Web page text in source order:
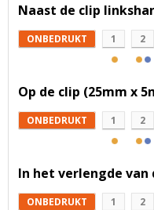
Naast de clip
ONBEDRUKT 1 2
Op de clip (25mm x
ONBEDRUKT 1 2
In het verlengde van
ONBEDRUKT 1 2